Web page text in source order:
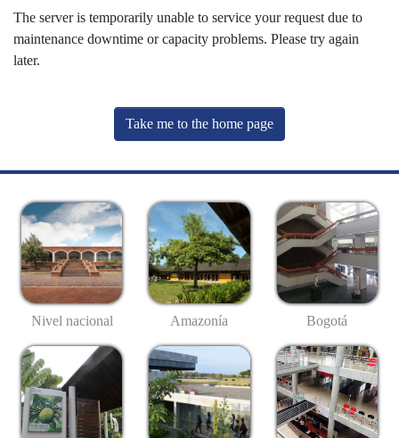
The server is temporarily unable to service your request due to
maintenance downtime or capacity problems. Please try again
later.
Take me to the home page
Nivel nacional Amazonía Bogotá